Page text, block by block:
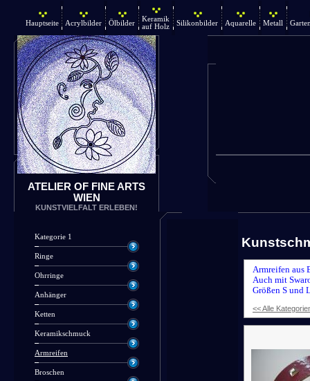
Hauptseite Acrylbilder Ölbilder
Keramik
auf Holz
Silikonbilder Aquarelle Metall
ATELIER OF FINE ARTS
WIEN
KUNSTVIELFALT ERLEBEN!
Kategorie 1
Ringe
Ohrringe
Anhänger
Ketten
Keramikschmuck
Armreifen
Broschen
Armreifen aus
Auch mit
Größen S und
<< Alle